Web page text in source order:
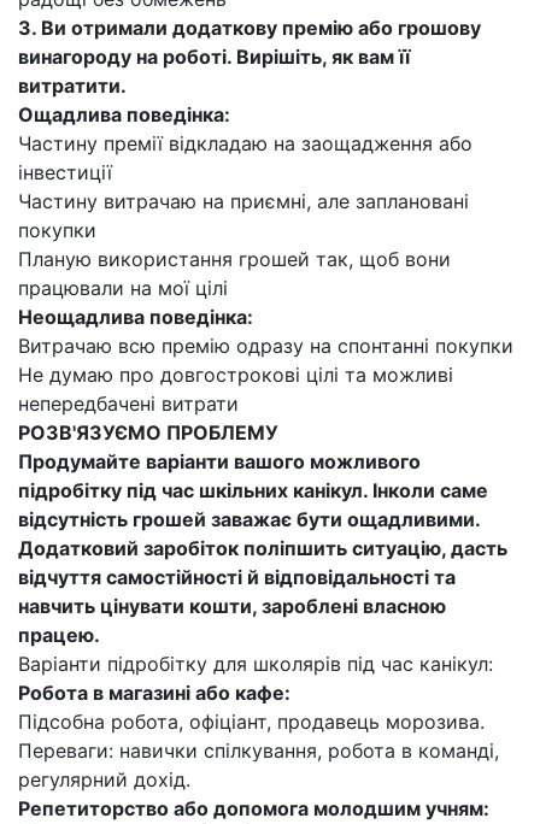
3. Ви отримали додаткову премію або грошову
винагороду на роботі. Вирішіть, як вам її
витратити.
Ощадлива поведінка:
Частину премії відкладаю на заощадження або
інвестиції
Частину витрачаю на приємні, але заплановані
покупки
Планую використання грошей так, щоб вони
працювали на мої цілі
Неощадлива поведінка:
Витрачаю всю премію одразу на спонтанні покупки
Не думаю про довгострокові цілі та можливі
непередбачені витрати
РОЗВ'ЯЗУЄМО ПРОБЛЕМУ
Продумайте варіанти вашого можливого
підробітку під час шкільних канікул. Інколи саме
відсутність грошей заважає бути ощадливими.
Додатковий заробіток поліпшить ситуацію, дасть
відчуття самостійності й відповідальності та
навчить цінувати кошти, зароблені власною
працею.
Варіанти підробітку для школярів під час канікул:
Робота в магазині або кафе:
Підсобна робота, офіціант, продавець морозива.
Переваги: навички спілкування, робота в команді,
регулярний дохід.
Репетиторство або допомога молодшим учням: